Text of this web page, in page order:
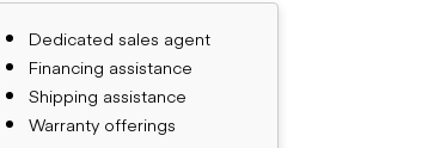
Dedicated sales agent
Financing assistance
Shipping assistance
Warranty offerings